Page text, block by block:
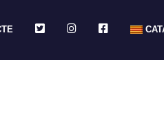
TWITTERINSTAGRAMFACEBOOK